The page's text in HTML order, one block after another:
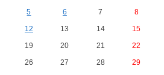
5 6 7
8
12 13 14
15
19 20 21
22
26 27 28
29